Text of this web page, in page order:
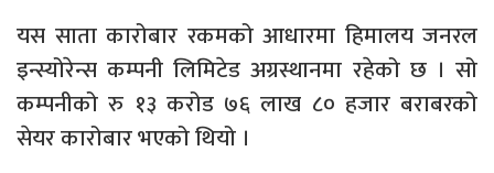
यस साता कारोबार रकमको आधारमा हिमालय जनरल
इन्स्योरेन्स कम्पनी लिमिटेड अग्रस्थानमा रहेको छ । सो
कम्पनीको रु १३ करोड ७६ लाख ८० हजार बराबरको
सेयर कारोबार भएको थियो ।